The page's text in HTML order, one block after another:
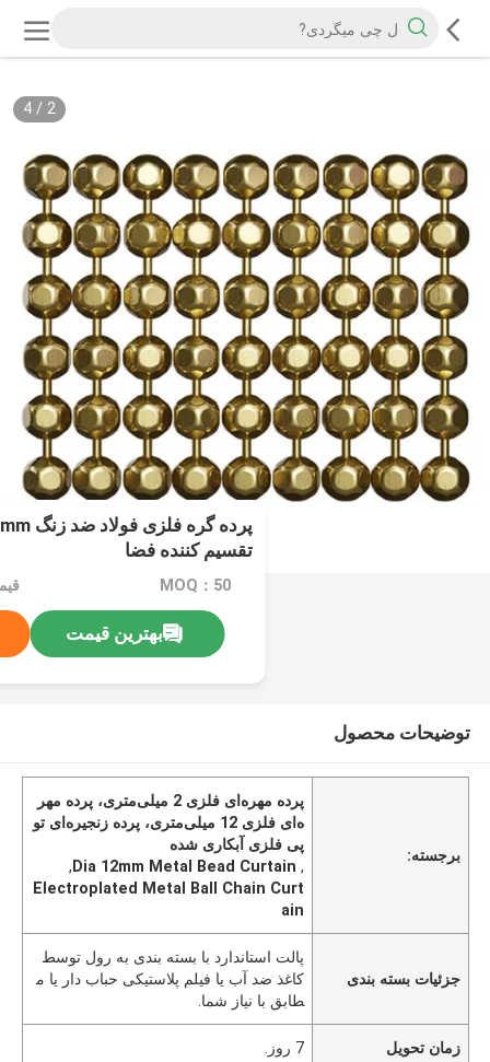
2
/
4
تقسیم کننده فضا
MOQ：50
بهترین قیمت
توضیحات محصول
برجسته:
پرده مهره‌ای فلزی 2 میلی‌متری، پرده مهر
ه‌ای فلزی 12 میلی‌متری، پرده زنجیره‌ای تو
پی فلزی آبکاری شده
,
Dia 12mm Metal Bead Curtain
,
Electroplated Metal Ball Chain Curt
ain
جزئیات بسته بندی
پالت استاندارد با بسته بندی به رول توسط
کاغذ ضد آب یا فیلم پلاستیکی حباب دار یا م
طابق با نیاز شما.
زمان تحویل 7 روز.